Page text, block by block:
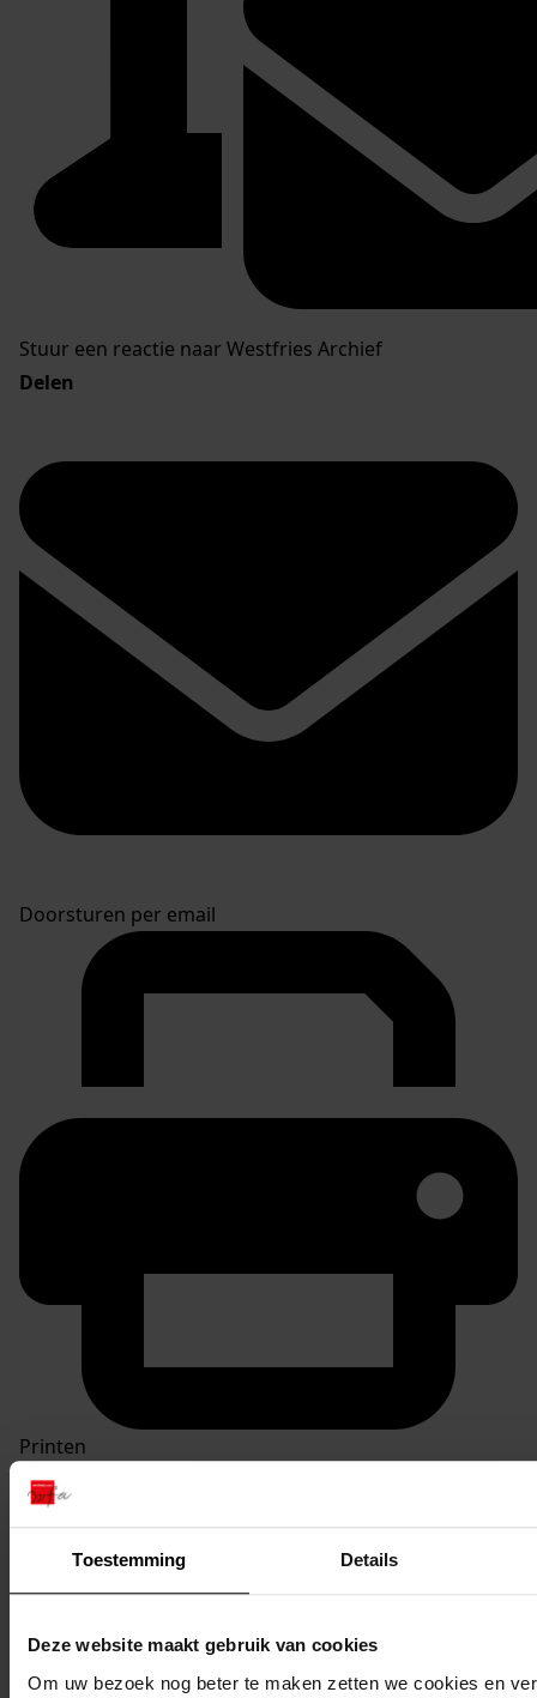
Toestemming Details
Deze website maakt gebruik van cookies
Om uw bezoek nog beter te maken zetten we cookies en
Stuur een reactie naar Westfries Archief
Delen
Doorsturen per email
Printen
duurzaam webadres
Inv.nrs. 301-400